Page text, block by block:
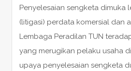
Penyelesaian sengketa dimuka
(litigasi) perdata komersial dan
Lembaga Peradilan TUN
yang merugikan pelaku usaha
upaya penyelesaian sengketa